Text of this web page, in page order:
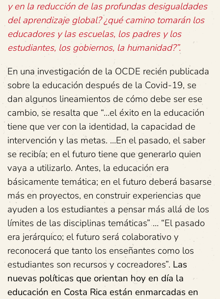
y en la reducción de las profundas desigualdades
del aprendizaje global? ¿qué camino tomarán los
educadores y las escuelas, los padres y los
estudiantes, los gobiernos, la humanidad?”.
En una investigación de la OCDE recién publicada
sobre la educación después de la Covid-19, se
dan algunos lineamientos de cómo debe ser ese
cambio, se resalta que “…el éxito en la educación
tiene que ver con la identidad, la capacidad de
intervención y las metas. …En el pasado, el saber
se recibía; en el futuro tiene que generarlo quien
vaya a utilizarlo. Antes, la educación era
básicamente temática; en el futuro deberá basarse
más en proyectos, en construir experiencias que
ayuden a los estudiantes a pensar más allá de los
límites de las disciplinas temáticas” … “El pasado
era jerárquico; el futuro será colaborativo y
reconocerá que tanto los enseñantes como los
estudiantes son recursos y cocreadores”. Las
nuevas políticas que orientan hoy en día la
educación en Costa Rica están enmarcadas en